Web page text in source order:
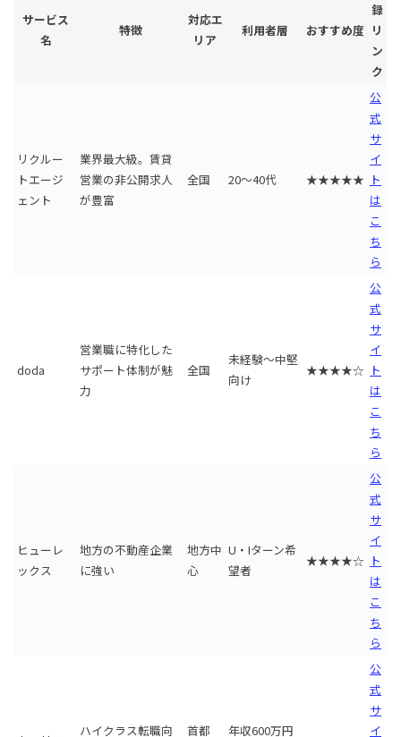
サービス
名
特徴
対応エ
リア
利用者層 おすすめ度
録
リ
ン
ク
リクルー
トエージ
ェント
業界最大級。賃貸
営業の非公開求人
が豊富
全国 20〜40代 ★★★★★
公
式
サ
イ
ト
は
こ
ち
ら
doda
営業職に特化した
サポート体制が魅
力
全国
未経験〜中堅
向け
★★★★☆
公
式
サ
イ
ト
は
こ
ち
ら
ヒューレ
ックス
地方の不動産企業
に強い
地方中
心
U・Iターン希
望者
★★★★☆
公
式
サ
イ
ト
は
こ
ち
ら
ハイクラス転職向 首都 年収600万円
公
式
サ
イ